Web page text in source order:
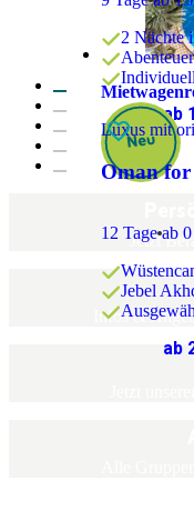
2 Nächte
ab
Luxus mit
Oman
12 Tage ab
Jebel
ab
Jetzt
Infos &